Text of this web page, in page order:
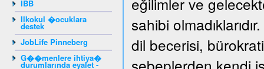
IBB
Ilkokul �ocuklara
destek
JobLife Pinneberg
G��menlere ihtiya�
durumlarında eyalet -
sahibi
dil becerisi,